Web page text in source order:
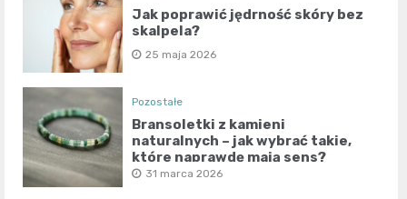
Jak poprawić jędrność skóry bez
skalpela?
25 maja 2026
Pozostałe
Bransoletki z kamieni
naturalnych – jak wybrać takie,
które naprawdę mają sens?
31 marca 2026